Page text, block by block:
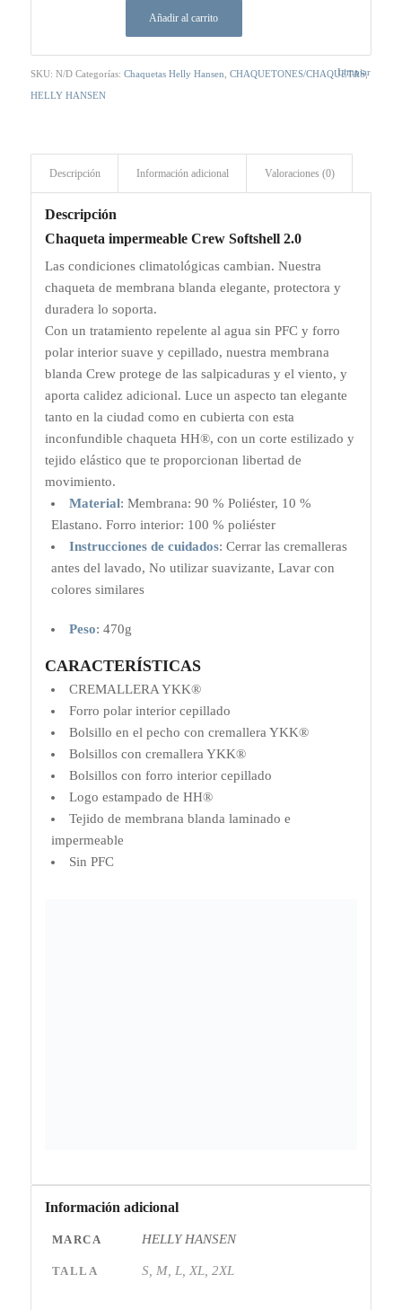
Limpiar
Añadir al carrito
SKU: N/D Categorías: Chaquetas Helly Hansen CHAQUETONES/CHAQUETAS,
HELLY HANSEN
Descripción Información adicional Valoraciones (0)
Descripción
Chaqueta impermeable Crew Softshell 2.0
Las condiciones climatológicas cambian. Nuestra
chaqueta de membrana blanda elegante, protectora y
duradera lo soporta.
Con un tratamiento repelente al agua sin PFC y forro
polar interior suave y cepillado, nuestra membrana
blanda Crew protege de las salpicaduras y el viento, y
aporta calidez adicional. Luce un aspecto tan elegante
tanto en la ciudad como en cubierta con esta
inconfundible chaqueta HH®, con un corte estilizado y
tejido elástico que te proporcionan libertad de
movimiento.
Material: Membrana: 90 % Poliéster, 10 %
Elastano. Forro interior: 100 % poliéster
Instrucciones de cuidados: Cerrar las cremalleras
antes del lavado, No utilizar suavizante, Lavar con
colores similares
Peso: 470g
CARACTERÍSTICAS
CREMALLERA YKK®
Forro polar interior cepillado
Bolsillo en el pecho con cremallera YKK®
Bolsillos con cremallera YKK®
Bolsillos con forro interior cepillado
Logo estampado de HH®
Tejido de membrana blanda laminado e
impermeable
Sin PFC
Información adicional
MARCA HELLY HANSEN
TALLA S, M, L, XL, 2XL